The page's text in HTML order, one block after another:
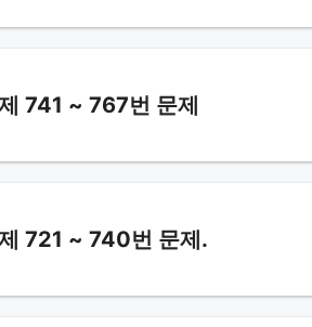
741 ~ 767번 문제
721 ~ 740번 문제.